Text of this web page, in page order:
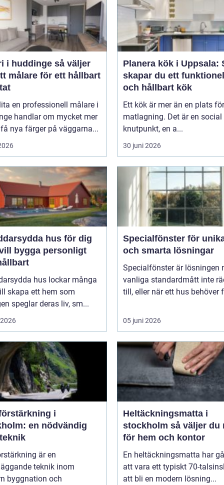
så väljer
målare för ett hållbart
en professionell målare i
handlar om mycket mer
nya färger på väggarna...
Planera kök i Uppsala:
skapar du ett
och hållbart kök
Ett kök är mer än en plats för
matlagning. Det är en social
knutpunkt, en a...
30 juni 2026
hus för dig
bygga personligt
hus lockar många
skapa ett hem som
speglar deras liv, sm...
Specialfönster för
och smarta lösningar
Specialfönster är lösningen
vanliga standardmått inte
till, eller när ett hus behöver
05 juni 2026
i
en nödvändig
är en
teknik inom
byggnation och
Heltäckningsmatta i
stockholm så väljer du rätt
för hem och kontor
En heltäckningsmatta har
att vara ett typiskt 70-
att bli en modern lösning...